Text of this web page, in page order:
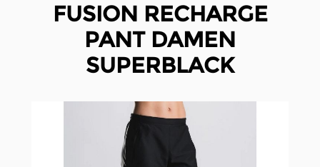
FUSION RECHARGE
PANT DAMEN
SUPERBLACK
Clicken, um das Karussell zu überspringen